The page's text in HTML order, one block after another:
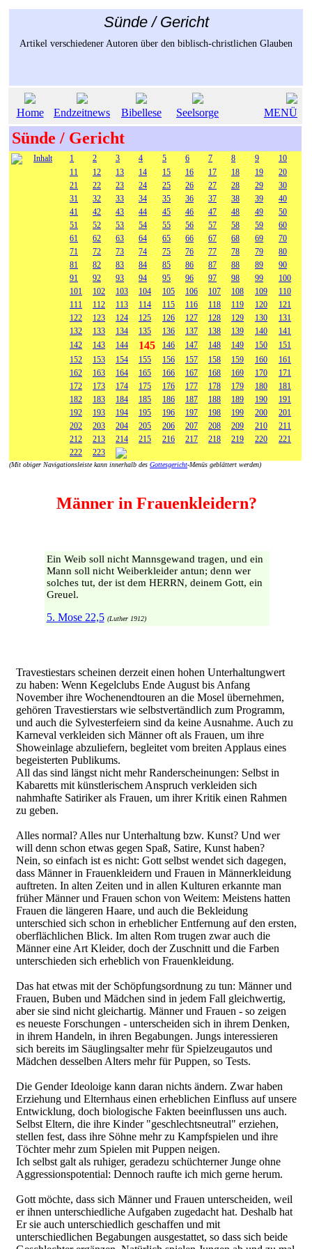
Sünde / Gericht
Artikel verschiedener Autoren über den biblisch-christlichen Glauben
Home Endzeitnews Bibellese Seelsorge MENÜ
Sünde / Gericht
Inhalt 1 2 3 4 5 6 7 8 9
10
11
12 13 14 15 16 17 18 19
20
21
22 23 24 25 26 27 28 29
30
31
32 33 34 35 36 37 38 39
40
41
42 43 44 45 46 47 48 49
50
51
52 53 54 55 56 57 58 59
60
61
62 63 64 65 66 67 68 69
70
71
72 73 74 75 76 77 78 79
80
81
82 83 84 85 86 87 88 89
90
91
92 93 94 95 96 97 98 99
100
101
102 103 104 105 106 107 108 109
110
111
112 113 114 115 116 118 119 120
121
122
123 124 125 126 127 128 129 130
131
132
133 134 135 136 137 138 139 140
141
142
143 144 145 146 147 148 149 150
151
152
153 154 155 156 157 158 159 160
161
162
163 164 165 166 167 168 169 170
171
172
173 174 175 176 177 178 179 180
181
182
183 184 185 186 187 188 189 190
191
192
193 194 195 196 197 198 199 200
201
202
203 204 205 206 207 208 209 210
211
212
213 214 215 216 217 218 219 220
221
222
223
(Mit obiger Navigationsleiste kann innerhalb des Gottesgericht-Menüs geblättert werden)
Männer in Frauenkleidern?
Ein Weib soll nicht Mannsgewand tragen, und ein
Mann soll nicht Weiberkleider antun; denn wer
solches tut, der ist dem HERRN, deinem Gott, ein
Greuel.
5. Mose 22,5 (Luther 1912)
Travestiestars scheinen derzeit einen hohen Unterhaltungwert
zu haben: Wenn Kegelclubs Ende August bis Anfang
November ihre Wochenendtouren an die Mosel übernehmen,
gehören Travestierstars wie selbstvertändlich zum Programm,
und auch die Sylvesterfeiern sind da keine Ausnahme. Auch zu
Karneval verkleiden sich Männer oft als Frauen, um ihre
Showeinlage abzuliefern, begleitet vom breiten Applaus eines
begeisterten Publikums.
All das sind längst nicht mehr Randerscheinungen: Selbst in
Kabaretts mit künstlerischem Anspruch verkleiden sich
nahmhafte Satiriker als Frauen, um ihrer Kritik einen Rahmen
zu geben.
Alles normal? Alles nur Unterhaltung bzw. Kunst? Und wer
will denn schon etwas gegen Spaß, Satire, Kunst haben?
Nein, so einfach ist es nicht: Gott selbst wendet sich dagegen,
dass Männer in Frauenkleidern und Frauen in Männerkleidung
auftreten. In alten Zeiten und in allen Kulturen erkannte man
früher Männer und Frauen schon von Weitem: Meistens hatten
Frauen die längeren Haare, und auch die Bekleidung
unterschied sich schon in erheblicher Entfernung auf den ersten,
oberflächlichen Blick. Im alten Rom trugen zwar auch die
Männer eine Art Kleider, doch der Zuschnitt und die Farben
unterschieden sich erheblich von Frauenkleidung.
Das hat etwas mit der Schöpfungsordnung zu tun: Männer und
Frauen, Buben und Mädchen sind in jedem Fall gleichwertig,
aber sie sind nicht gleichartig. Männer und Frauen - so zeigen
es neueste Forschungen - unterscheiden sich in ihrem Denken,
in ihrem Handeln, in ihren Begabungen. Jungs interessieren
sich bereits im Säuglingsalter mehr für Spielzeugautos und
Mädchen desselben Alters mehr für Puppen, so Tests.
Die Gender Ideoloige kann daran nichts ändern. Zwar haben
Erziehung und Elternhaus einen erheblichen Einfluss auf unsere
Entwicklung, doch biologische Fakten beeinflussen uns auch.
Selbst Eltern, die ihre Kinder "geschlechtsneutral" erziehen,
stellen fest, dass ihre Söhne mehr zu Kampfspielen und ihre
Töchter mehr zum Spielen mit Puppen neigen.
Ich selbst galt als ruhiger, geradezu schüchterner Junge ohne
Aggressionspotential: Dennoch raufte ich mich gerne herum.
Gott möchte, dass sich Männer und Frauen unterscheiden, weil
er ihnen unterschiedliche Aufgaben zugedacht hat. Deshalb hat
Er sie auch unterschiedlich geschaffen und mit
unterschiedlichen Begabungen ausgestattet, so dass sich beide